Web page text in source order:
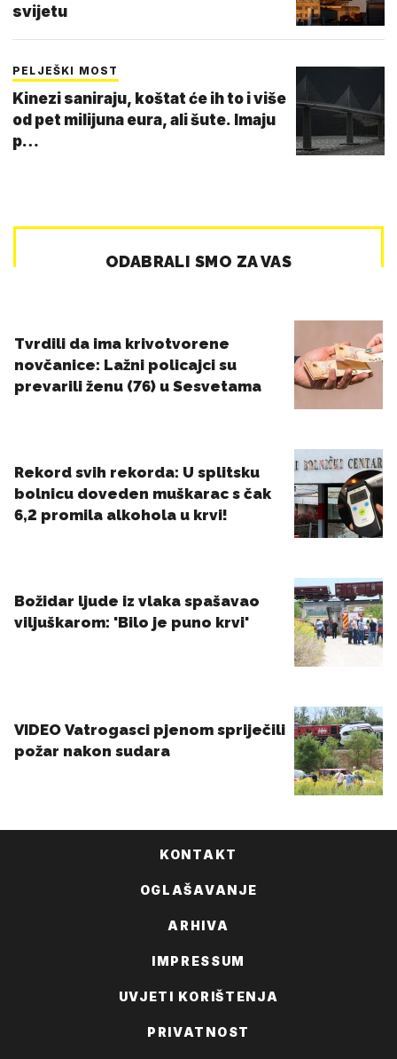
svijetu
PELJEŠKI MOST
Kinezi saniraju, koštat će ih to i više
od pet milijuna eura, ali šute. Imaju
p…
KONTAKT
OGLAŠAVANJE
ARHIVA
IMPRESSUM
UVJETI KORIŠTENJA
PRIVATNOST